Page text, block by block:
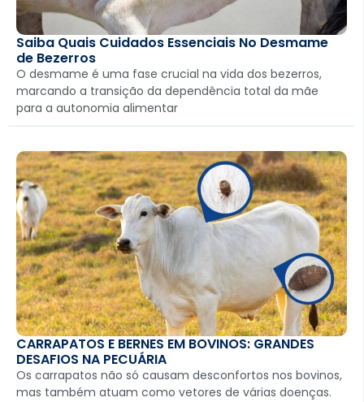
Saiba Quais Cuidados Essenciais No Desmame
de Bezerros
O desmame é uma fase crucial na vida dos bezerros,
marcando a transição da dependência total da mãe
para a autonomia alimentar
CARRAPATOS E BERNES EM BOVINOS: GRANDES
DESAFIOS NA PECUÁRIA
Os carrapatos não só causam desconfortos nos bovinos,
mas também atuam como vetores de várias doenças.